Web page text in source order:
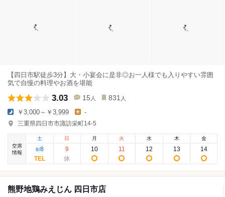
【四日市駅徒歩3分】大・小宴会に是非◎お一人様でも入りやすい雰囲
気で自慢の料理やお酒を堪能
3.03 15 人 831 人
￥3,000～￥3,999 -
三重県四日市市諏訪栄町14-5
空席
情報
土
8/8
日
9
月
10
火
11
水
12
木
13
金
14
熊野地鶏みえじん 四日市店